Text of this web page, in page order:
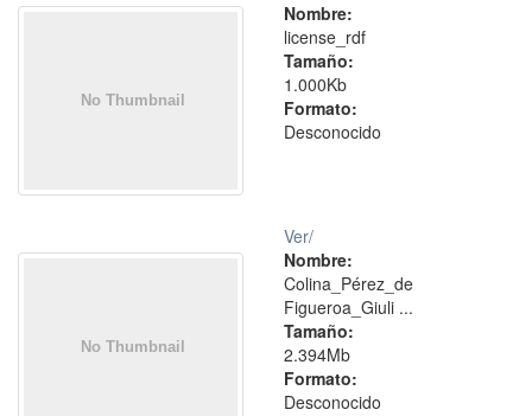
Nombre:
license_rdf
Tamaño:
1.000Kb
Formato:
Desconocido
Ver/
Nombre:
Colina_Pérez_de
Figueroa_Giuli ...
Tamaño:
2.394Mb
Formato:
Desconocido